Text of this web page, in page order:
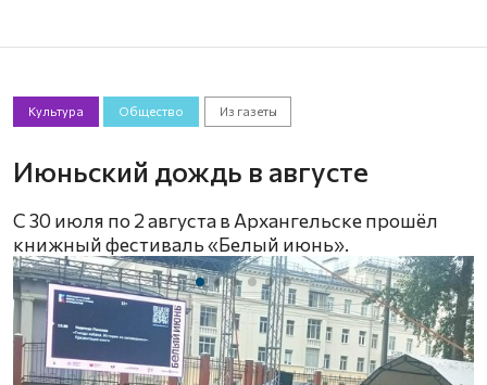
Культура Общество Из газеты
Июньский дождь в августе
С 30 июля по 2 августа в Архангельске прошёл
книжный фестиваль «Белый июнь».